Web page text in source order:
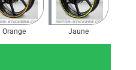
Orange Jaune